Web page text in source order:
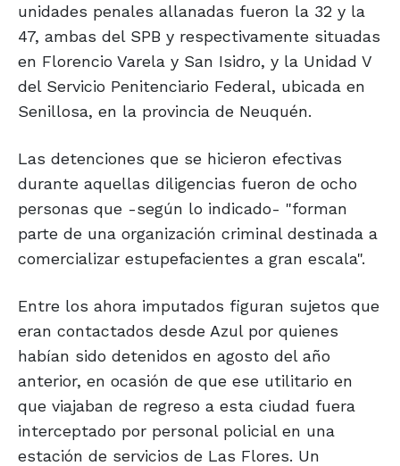
unidades penales allanadas fueron la 32 y la
47, ambas del SPB y respectivamente situadas
en Florencio Varela y San Isidro, y la Unidad V
del Servicio Penitenciario Federal, ubicada en
Senillosa, en la provincia de Neuquén.
Las detenciones que se hicieron efectivas
durante aquellas diligencias fueron de ocho
personas que -según lo indicado- "forman
parte de una organización criminal destinada a
comercializar estupefacientes a gran escala".
Entre los ahora imputados figuran sujetos que
eran contactados desde Azul por quienes
habían sido detenidos en agosto del año
anterior, en ocasión de que ese utilitario en
que viajaban de regreso a esta ciudad fuera
interceptado por personal policial en una
estación de servicios de Las Flores. Un